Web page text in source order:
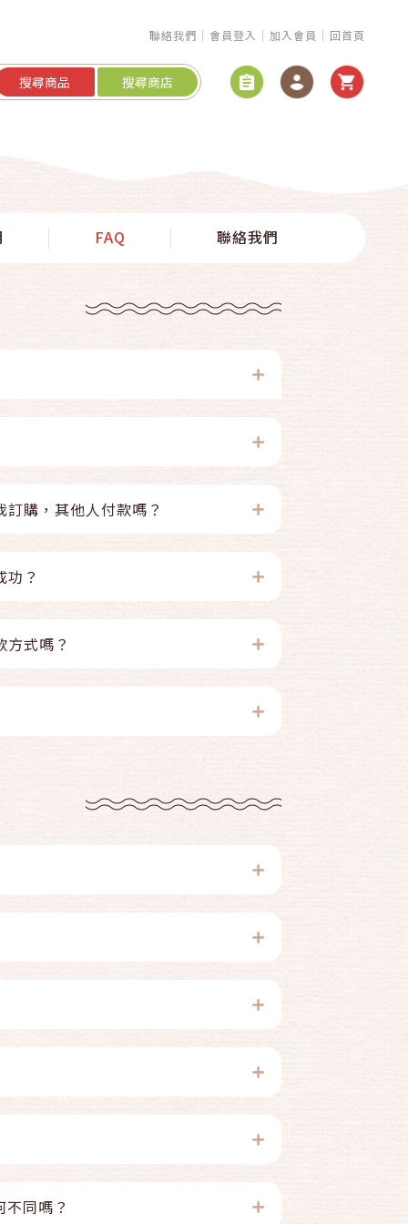
聯絡我們 會員登入 加入會員 回首頁
搜尋商品 搜尋商店
FAQ 聯絡我們
購，其他人付款嗎？
？
式嗎？
同嗎？